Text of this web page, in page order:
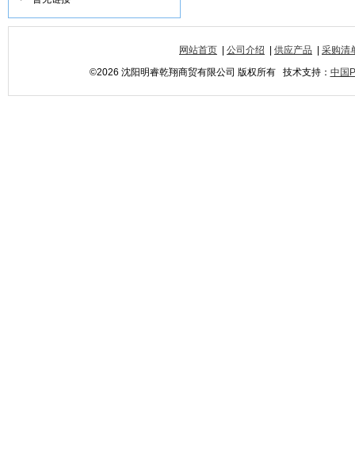
网站首页 公司介绍 供应产品
采购清
©2026 沈阳明睿乾翔商贸有限公司 版权所有 技术支持： 中国